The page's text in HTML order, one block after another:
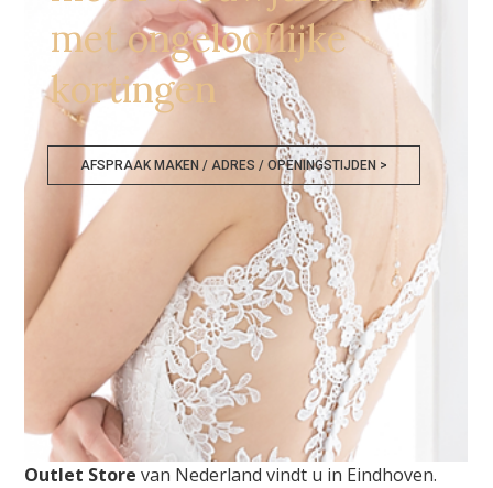
met ongelooflijke
kortingen
AFSPRAAK MAKEN / ADRES / OPENINGSTIJDEN >
Bruidsjurken Hoofddorp
Bruidsjurken Hoofddorp. De
grootste Bruidsmode
Outlet Store van Nederland vindt u in Eindhoven.